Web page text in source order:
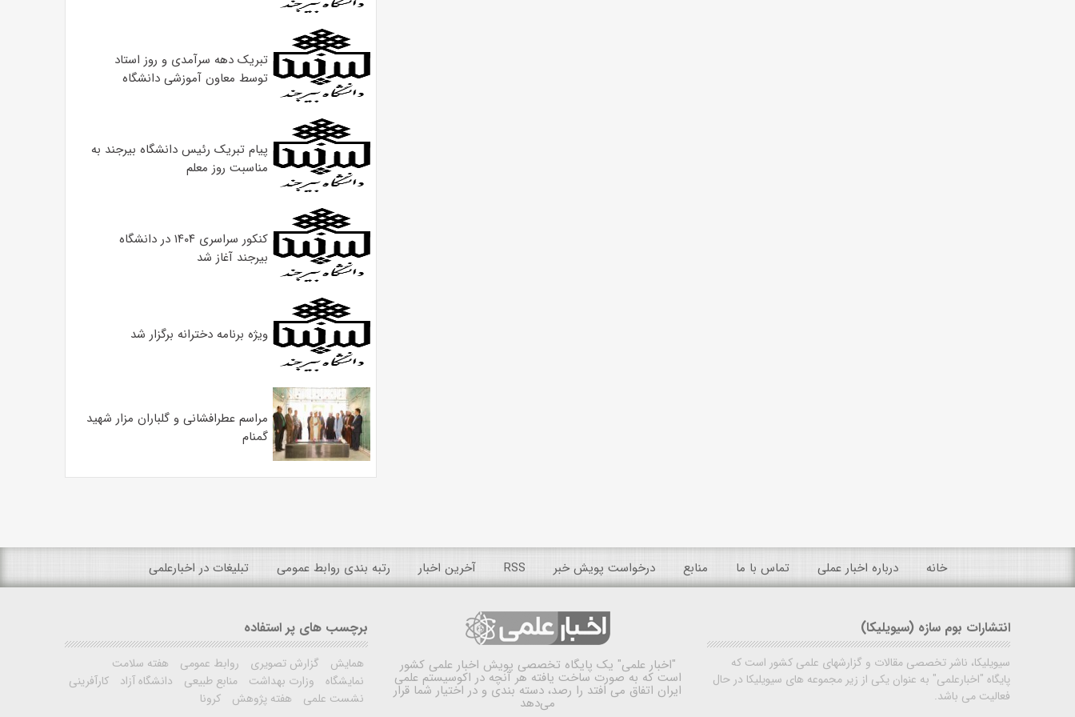
تبریک دهه سرآمدی و روز استاد
توسط معاون آموزشی دانشگاه
پیام تبریک رئیس دانشگاه بیرجند به
مناسبت روز معلم
کنکور سراسری ۱۴۰۴ در دانشگاه
بیرجند آغاز شد
ویژه برنامه دخترانه برگزار شد
مراسم عطرافشانی و گلباران مزار شهید
گمنام
خانه درباره اخبار عملی تماس با ما منابع درخواست پویش خبر RSS آخرین اخبار رتبه بندی روابط عمومی تبلیغات در اخبارعلمی
انتشارات بوم سازه (سیویلیکا)
سیویلیکا، ناشر تخصصی مقالات و گزارشهای علمی کشور است که
پایگاه "اخبارعلمی" به عنوان یکی از زیر مجموعه های سیویلیکا در حال
فعالیت می باشد.
"اخبار علمی" یک پایگاه تخصصی پویش اخبار علمی کشور
است که به صورت ساخت یافته هر آنچه در اکوسیستم علمی
ایران اتفاق می افتد را رصد، دسته بندی و در اختیار شما قرار
می‌دهد
برچسب های پر استفاده
همایش گزارش تصویری روابط عمومی
هفته سلامت
نمایشگاه
وزارت بهداشت منابع طبیعی دانشگاه آزاد
کارآفرینی
نشست علمی
هفته پژوهش کرونا